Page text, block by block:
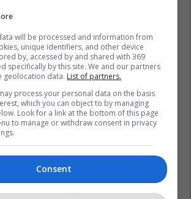
will be processed and information from
unique identifiers, and other device
by, accessed by and shared with 369
specifically by this site. We and our partners
geolocation data. List of partners.
process your personal data on the basis
which you can object to by managing
Look for a link at the bottom of this page
to manage or withdraw consent in privacy
Consent